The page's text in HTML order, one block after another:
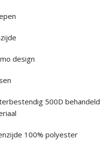
design
500D behandeld
100% polyester